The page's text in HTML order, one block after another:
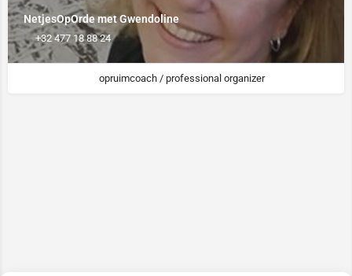
NetjesOpOrde met Gwendoline
+32 477 18 88 24
opruimcoach / professional organizer